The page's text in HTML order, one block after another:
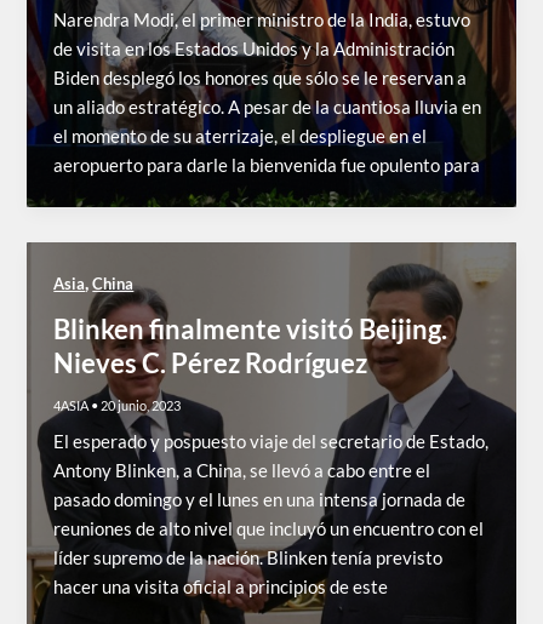
Narendra Modi, el primer ministro de la India, estuvo
de visita en los Estados Unidos y la Administración
Biden desplegó los honores que sólo se le reservan a
un aliado estratégico. A pesar de la cuantiosa lluvia en
el momento de su aterrizaje, el despliegue en el
aeropuerto para darle la bienvenida fue opulento para
Asia,China
Blinken finalmente visitó Beijing.
Nieves C. Pérez Rodríguez
4ASIA • 20 junio, 2023
El esperado y pospuesto viaje del secretario de Estado,
Antony Blinken, a China, se llevó a cabo entre el
pasado domingo y el lunes en una intensa jornada de
reuniones de alto nivel que incluyó un encuentro con el
líder supremo de la nación. Blinken tenía previsto
hacer una visita oficial a principios de este